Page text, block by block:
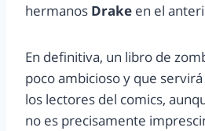
hermanos Drake en el
En definitiva, un libro de
poco ambicioso y que
los lectores del comics,
no es precisamente